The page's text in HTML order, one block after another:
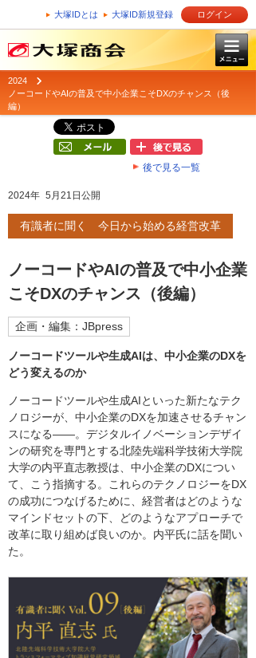
大塚IDとは 大塚ID新規登録 ログイン
2024
ノーコードやAIの普及で中小企業こそDXのチャンス（後
編）
後で見る一覧
2024年 5月21日公開
有識者に聞く 今日から始める経営改革
ノーコードやAIの普及で中小企業
こそDXのチャンス（後編）
企画・編集：JBpress
ノーコードツールや生成AIは、中小企業のDXを
どう変えるのか
ノーコードツールや生成AIといった新たなテク
ノロジーが、中小企業のDXを加速させるチャン
スになる――。デジタルイノベーションデザイ
ンの研究を専門とする北陸先端科学技術大学院
大学の内平直志教授は、中小企業のDXについ
て、こう指摘する。これらのテクノロジーをDX
の成功につなげるために、経営者はどのような
マインドセットの下、どのようなアプローチで
改革に取り組めば良いのか。内平氏に話を聞い
た。